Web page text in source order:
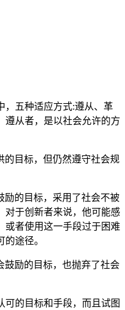
五种适应方式:遵从、革
遵从者，是以社会允许的方
目标，但仍然遵守社会规
的目标，采用了社会不被
对于创新者来说，他可能感
或者使用这一手段过于困难
途径。
励的目标，也抛弃了社会
的目标和手段，而且试图